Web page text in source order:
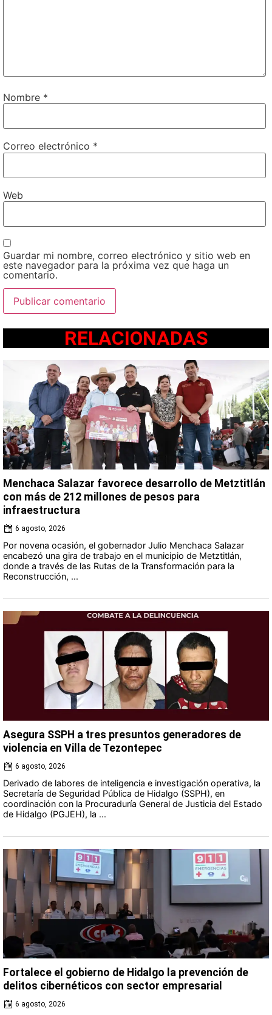
Nombre *
Correo electrónico *
Web
Guardar mi nombre, correo electrónico y sitio web en
este navegador para la próxima vez que haga un
comentario.
RELACIONADAS
Menchaca Salazar favorece desarrollo de Metztitlán
con más de 212 millones de pesos para
infraestructura
6 agosto, 2026
Por novena ocasión, el gobernador Julio Menchaca Salazar
encabezó una gira de trabajo en el municipio de Metztitlán,
donde a través de las Rutas de la Transformación para la
Reconstrucción, ...
Asegura SSPH a tres presuntos generadores de
violencia en Villa de Tezontepec
6 agosto, 2026
Derivado de labores de inteligencia e investigación operativa, la
Secretaría de Seguridad Pública de Hidalgo (SSPH), en
coordinación con la Procuraduría General de Justicia del Estado
de Hidalgo (PGJEH), la ...
Fortalece el gobierno de Hidalgo la prevención de
delitos cibernéticos con sector empresarial
6 agosto, 2026